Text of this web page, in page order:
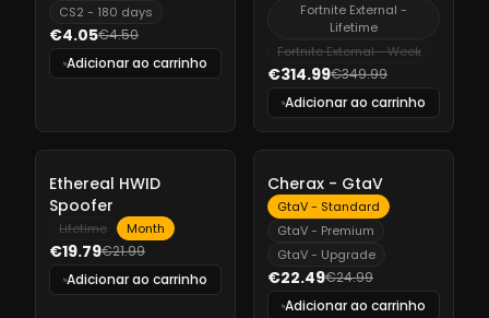
CS2 - 180 days
€4.05€4.50
Adicionar ao carrinho
Fortnite External -
Lifetime
Fortnite External - Week
€314.99€349.99
Adicionar ao carrinho
-10%
Ethereal HWID
Spoofer
Lifetime Month
€19.79€21.99
Adicionar ao carrinho
-
Cherax - GtaV
GtaV - Standard
GtaV - Premium
GtaV - Upgrade
€22.49€24.99
Adicionar ao carrinho